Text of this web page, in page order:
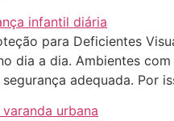
para Deficientes
dia a dia. Ambientes
adequada. Por